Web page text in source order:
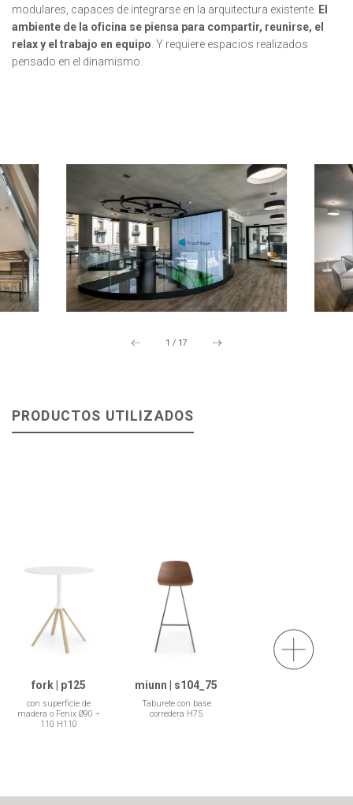
modulares, capaces de integrarse en la arquitectura existente. El
ambiente de la oficina se piensa para compartir, reunirse, el
relax y el trabajo en equipo. Y requiere espacios realizados
pensado en el dinamismo.
1 / 17
PRODUCTOS UTILIZADOS
fork | p125
con superficie de
madera o Fenix Ø90 ÷
110 H110
miunn | s104_75
Taburete con base
corredera H75